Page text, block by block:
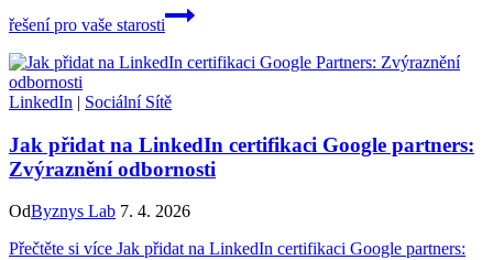
řešení pro vaše starosti
LinkedIn | Sociální Sítě
Jak přidat na LinkedIn certifikaci Google partners:
Zvýraznění odbornosti
OdByznys Lab 7. 4. 2026
Přečtěte si více Jak přidat na LinkedIn certifikaci Google partners: